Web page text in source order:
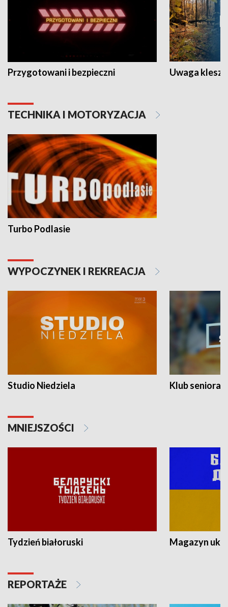
Przygotowani i bezpieczni Uwaga
TECHNIKA I MOTORYZACJA
Turbo Podlasie
WYPOCZYNEK I REKREACJA
Studio Niedziela Klub seniora
MNIEJSZOŚCI
Tydzień białoruski Magazyn
REPORTAŻE